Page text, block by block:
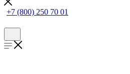
+7 (800) 250 70 01